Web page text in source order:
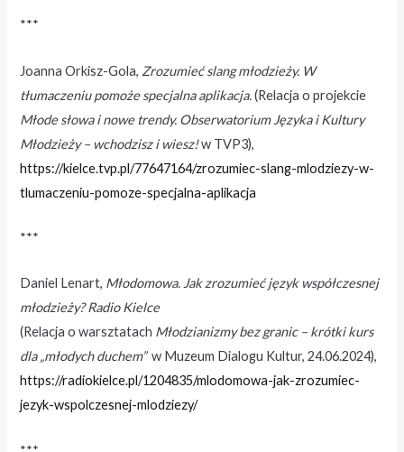
***
Joanna Orkisz-Gola, Zrozumieć slang młodzieży. W
tłumaczeniu pomoże specjalna aplikacja.(Relacja o projekcie
Młode słowa i nowe trendy. Obserwatorium Języka i Kultury
Młodzieży – wchodzisz i wiesz!w TVP3),
https://kielce.tvp.pl/77647164/zrozumiec-slang-mlodziezy-w-
tlumaczeniu-pomoze-specjalna-aplikacja
***
Daniel Lenart, Młodomowa. Jak zrozumieć język współczesnej
młodzieży? Radio Kielce
(Relacja o warsztatach Młodzianizmy bez granic – krótki kurs
dla „młodych duchem”w Muzeum Dialogu Kultur, 24.06.2024),
https://radiokielce.pl/1204835/mlodomowa-jak-zrozumiec-
jezyk-wspolczesnej-mlodziezy/